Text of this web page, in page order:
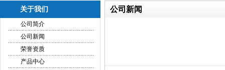
关于我们
公司简介
公司新闻
荣誉资质
产品中心
公司新闻